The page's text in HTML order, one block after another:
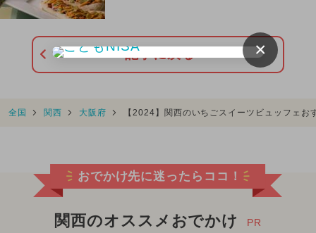
記事に戻る
全国 関西 大阪府 【2024】関西のいちごスイーツビュッフェ
おでかけ先に迷ったらココ！
関西のオススメおでかけ PR
×